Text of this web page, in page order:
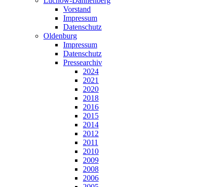
Vorstand
Impressum
Datenschutz
Oldenburg
Impressum
Datenschutz
Pressearchiv
2024
2021
2020
2018
2016
2015
2014
2012
2011
2010
2009
2008
2006